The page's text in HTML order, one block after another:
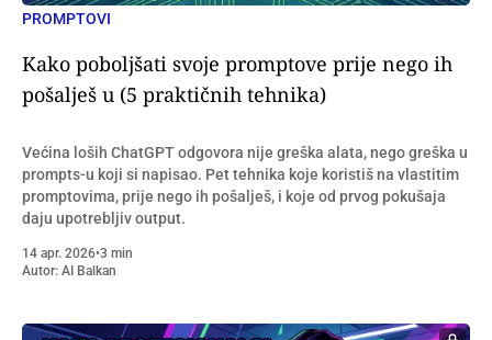
PROMPTOVI
Kako poboljšati svoje promptove prije nego ih
pošalješ u (5 praktičnih tehnika)
Većina loših ChatGPT odgovora nije greška alata, nego greška u
prompts-u koji si napisao. Pet tehnika koje koristiš na vlastitim
promptovima, prije nego ih pošalješ, i koje od prvog pokušaja
daju upotrebljiv output.
14 apr. 2026•3 min
Autor: AI Balkan